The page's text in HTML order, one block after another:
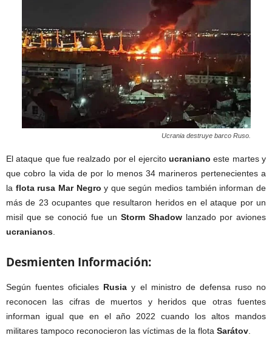
Ucrania destruye barco Ruso.
El ataque que fue realzado por el ejercito ucraniano este martes y
que cobro la vida de por lo menos 34 marineros pertenecientes a
la flota rusa Mar Negro y que según medios también informan de
más de 23 ocupantes que resultaron heridos en el ataque por un
misil que se conoció fue un Storm Shadowlanzado por aviones
ucranianos
Desmienten Información:
Según fuentes oficiales Rusia y el ministro de defensa ruso no
reconocen las cifras de muertos y heridos que otras fuentes
informan igual que en el año 2022 cuando los altos mandos
militares tampoco reconocieron las víctimas de la flota Sarátov